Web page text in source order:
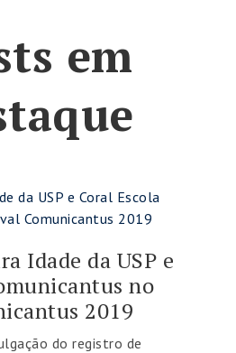
em
Idade da USP e
no
2019
do registro de